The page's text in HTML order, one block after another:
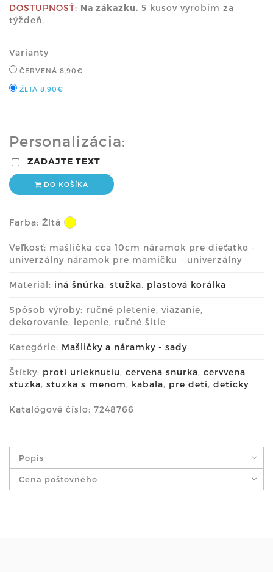
DOSTUPNOSŤ: Na zákazku. 5 kusov vyrobím za
týždeň.
Varianty
ČERVENÁ 8,90€
ŽLTÁ 8,90€
Personalizácia:
ZADAJTE TEXT
DO KOŠÍKA
Farba: Žltá
Veľkosť: mašlička cca 10cm náramok pre dieťatko -
univerzálny náramok pre mamičku - univerzálny
Materiál: iná šnúrka, stužka, plastová korálka
Spôsob výroby: ručné pletenie, viazanie,
dekorovanie, lepenie, ručné šitie
Kategórie: Mašličky a náramky - sady
Štítky: proti urieknutiu, cervena snurka, cervvena
stuzka, stuzka s menom, kabala, pre deti, deticky
Katalógové číslo: 7248766
Popis
Cena poštovného